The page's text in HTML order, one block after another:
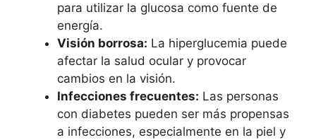
para utilizar la glucosa como fuente de
energía.
Visión borrosa: La hiperglucemia puede
afectar la salud ocular y provocar
cambios en la visión.
Infecciones frecuentes: Las personas
con diabetes pueden ser más propensas
a infecciones, especialmente en la piel y